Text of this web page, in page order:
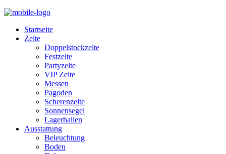
Startseite
Zelte
Doppelstockzelte
Festzelte
Partyzelte
VIP Zelte
Messen
Pagoden
Scherenzelte
Sonnensegel
Lagerhallen
Ausstattung
Beleuchtung
Boden